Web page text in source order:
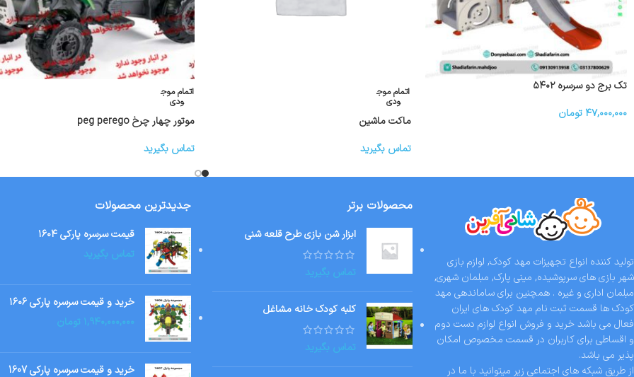
تک برج دو سرسره ۵۴۰۲
۴۷,۰۰۰,۰۰۰ تومان
اتمام موج
ودی
ماکت ماشین
تماس بگیرید
اتمام موج
ودی
موتور چهار چرخ peg perego
تماس بگیرید
تولید کننده انواع تجهیزات مهد کودک, لوازم بازی
شهر بازی های سرپوشیده, مینی پارک, مبلمان شهری,
مبلمان اداری و غیره . همچنین برای ساماندهی مهد
کودک ها قسمت ثبت نام مهد کودک های ایران
فعال می باشد خرید و فروش انواع لوازم دست دوم
و اقساطی برای کاربران در قسمت مخصوص امکان
پذیر می باشد.
از طریق شبکه های اجتماعی زیر میتوانید با ما در
محصولات برتر
ابزار شن بازی طرح قلعه شنی
تماس بگیرید
کلبه کودک خانه مشاغل
تماس بگیرید
جدیدترین محصولات
قیمت سرسره پارکی ۱۶۰۴
تماس بگیرید
خرید و قیمت سرسره پارکی ۱۶۰۶
۱,۹۴۰,۰۰۰,۰۰۰ تومان
خرید و قیمت سرسره پارکی 1607